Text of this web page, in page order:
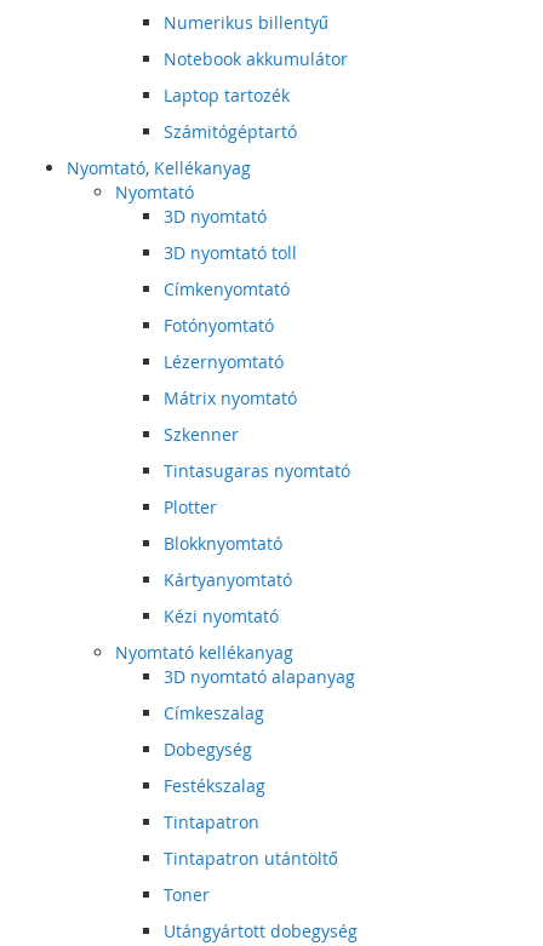
Numerikus billentyű
Notebook akkumulátor
Laptop tartozék
Számitógéptartó
Nyomtató, Kellékanyag
Nyomtató
3D nyomtató
3D nyomtató toll
Címkenyomtató
Fotónyomtató
Lézernyomtató
Mátrix nyomtató
Szkenner
Tintasugaras nyomtató
Plotter
Blokknyomtató
Kártyanyomtató
Kézi nyomtató
Nyomtató kellékanyag
3D nyomtató alapanyag
Címkeszalag
Dobegység
Festékszalag
Tintapatron
Tintapatron utántöltő
Toner
Utángyártott dobegység